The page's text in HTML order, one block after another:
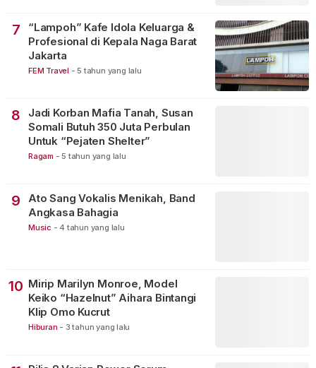
7
“Lampoh” Kafe Idola Keluarga &
Profesional di Kepala Naga Barat
Jakarta
FEM Travel - 5 tahun yang lalu
8
Jadi Korban Mafia Tanah, Susan
Somali Butuh 350 Juta Perbulan
Untuk “Pejaten Shelter”
Ragam - 5 tahun yang lalu
9
Ato Sang Vokalis Menikah, Band
Angkasa Bahagia
Music - 4 tahun yang lalu
10 Mirip Marilyn Monroe, Model
Keiko “Hazelnut” Aihara Bintangi
Klip Omo Kucrut
Hiburan - 3 tahun yang lalu